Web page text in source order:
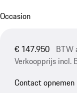
Occasion
€ 147.950 BTW
Verkoopprijs incl.
Contact